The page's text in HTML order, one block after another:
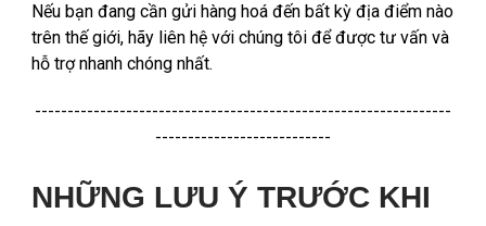
Nếu bạn đang cần gửi hàng hoá đến bất kỳ địa điểm nào
trên thế giới, hãy liên hệ với chúng tôi để được tư vấn và
hỗ trợ nhanh chóng nhất.
----------------------------------------------------------------
---------------------------
NHỮNG LƯU Ý TRƯỚC KHI